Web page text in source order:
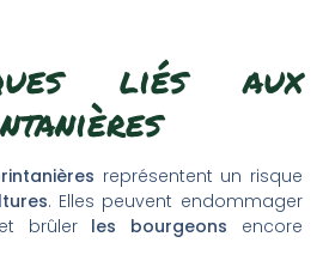
liés aux
représentent un risque
. Elles peuvent endommager
brûler les bourgeons encore